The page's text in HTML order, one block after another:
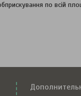
по всій